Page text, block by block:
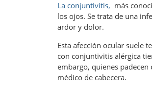
La conjuntivitis, más
los ojos. Se trata de una
ardor y dolor.
Esta afección ocular suele
con conjuntivitis alérgica
embargo, quienes
médico de cabecera.